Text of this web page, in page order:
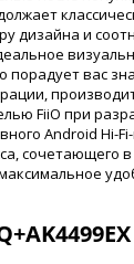
дизайна и
порадует вас
FiiO при
Android Hi-
сочетающего